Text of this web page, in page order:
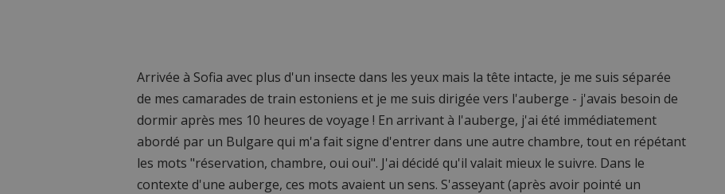
Arrivée à Sofia avec plus d'un insecte dans les yeux mais la tête intacte, je me suis séparée
de mes camarades de train estoniens et je me suis dirigée vers l'auberge - j'avais besoin de
dormir après mes 10 heures de voyage ! En arrivant à l'auberge, j'ai été immédiatement
abordé par un Bulgare qui m'a fait signe d'entrer dans une autre chambre, tout en répétant
les mots "réservation, chambre, oui oui". J'ai décidé qu'il valait mieux le suivre. Dans le
contexte d'une auberge, ces mots avaient un sens. S'asseyant (après avoir pointé un